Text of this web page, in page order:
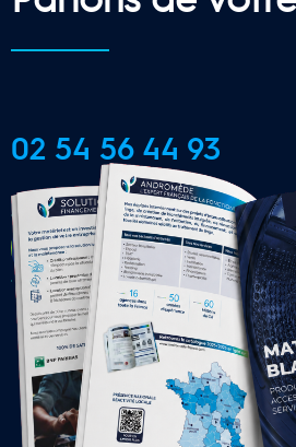
02 54 56 44 93
CONTACTER UNE
LOCALE